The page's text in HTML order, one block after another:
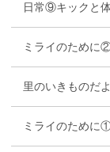
日常⑨キックと
ミライのために
里のいきものだ
ミライのために